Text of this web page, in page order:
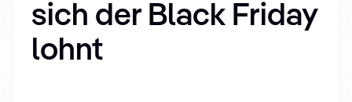
sich der Black Friday
lohnt